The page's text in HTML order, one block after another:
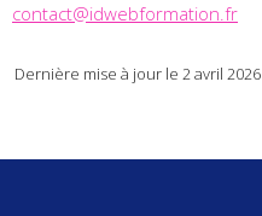
contact@idwebformation.fr
Dernière mise à jour le 2 avril 2026